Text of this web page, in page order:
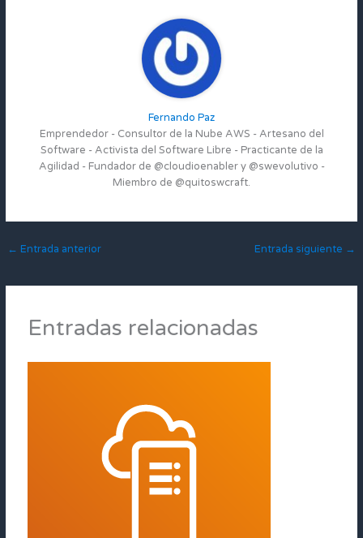
Fernando Paz
Emprendedor - Consultor de la Nube AWS - Artesano del
Software - Activista del Software Libre - Practicante de la
Agilidad - Fundador de @cloudioenabler y @swevolutivo -
Miembro de @quitoswcraft.
← Entrada anterior Entrada siguiente →
Entradas relacionadas